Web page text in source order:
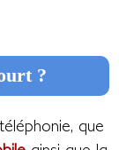
?
que